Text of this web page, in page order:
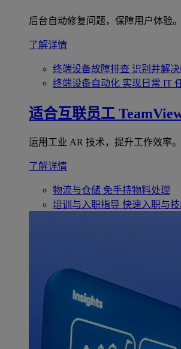
后台自动修复问题，保障用户体验。
了解详情
终端设备故障排查 识别并解
终端设备自动化 实现日常 IT
适合互联员工
运用工业 AR 技术，提升工作效率。
了解详情
物流与仓储 免手持物料处理
培训与入职指导 快速入职与